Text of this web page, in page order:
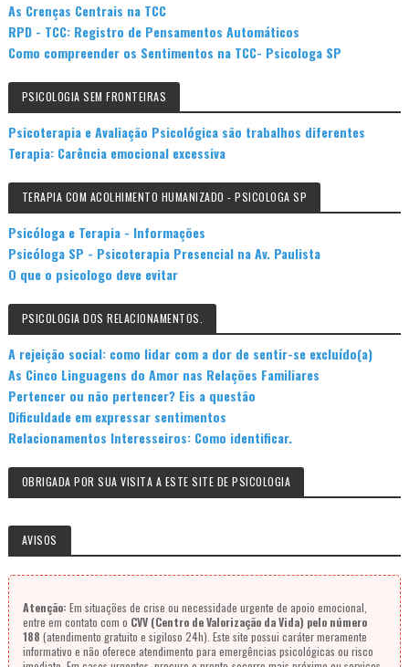
As Crenças Centrais na TCC
RPD - TCC: Registro de Pensamentos Automáticos
Como compreender os Sentimentos na TCC- Psicologa SP
PSICOLOGIA SEM FRONTEIRAS
Psicoterapia e Avaliação Psicológica são trabalhos diferentes
Terapia: Carência emocional excessiva
TERAPIA COM ACOLHIMENTO HUMANIZADO - PSICOLOGA SP
Psicóloga e Terapia - Informações
Psicóloga SP - Psicoterapia Presencial na Av. Paulista
O que o psicologo deve evitar
PSICOLOGIA DOS RELACIONAMENTOS.
A rejeição social: como lidar com a dor de sentir-se excluído(a)
As Cinco Linguagens do Amor nas Relações Familiares
Pertencer ou não pertencer? Eis a questão
Dificuldade em expressar sentimentos
Relacionamentos Interesseiros: Como identificar.
OBRIGADA POR SUA VISITA A ESTE SITE DE PSICOLOGIA
AVISOS
Atenção: Em situações de crise ou necessidade urgente de apoio emocional,
entre em contato com o CVV (Centro de Valorização da Vida) pelo número
188 (atendimento gratuito e sigiloso 24h). Este site possui caráter meramente
informativo e não oferece atendimento para emergências psicológicas ou risco